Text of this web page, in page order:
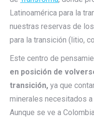
Latinoamérica para la
nuestras reservas de
para la transición (litio,
Este centro de
en posición de
transición, ya que
minerales necesitados a
Aunque se ve a